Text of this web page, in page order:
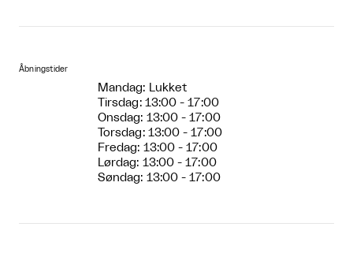
Åbningstider
Mandag: Lukket
Tirsdag: 13:00 - 17:00
Onsdag: 13:00 - 17:00
Torsdag: 13:00 - 17:00
Fredag: 13:00 - 17:00
Lørdag: 13:00 - 17:00
Søndag: 13:00 - 17:00